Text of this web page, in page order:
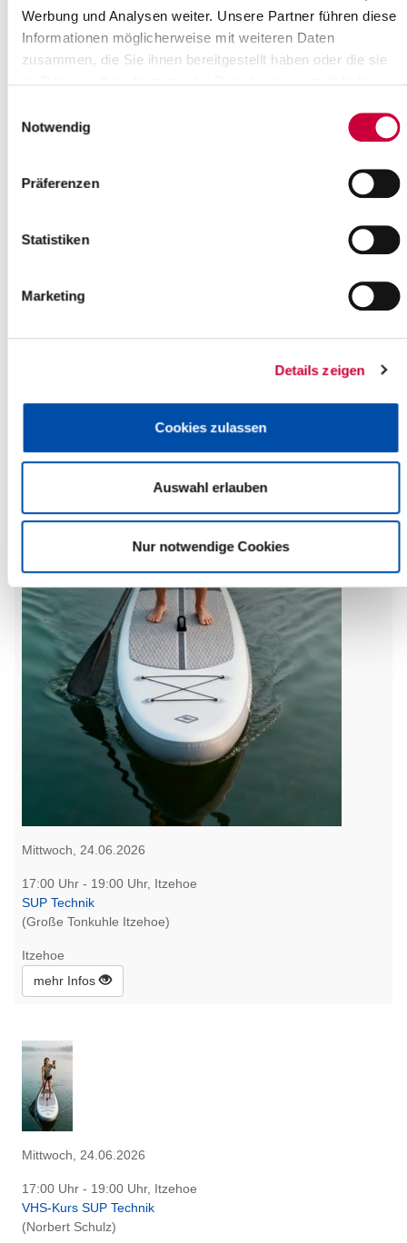
Werbung und Analysen weiter. Unsere Partner führen diese
Informationen möglicherweise mit weiteren Daten
zusammen, die Sie ihnen bereitgestellt haben oder die sie
Notwendig
Präferenzen
Statistiken
Marketing
Details zeigen
Cookies zulassen
Auswahl erlauben
Nur notwendige Cookies
Mittwoch, 24.06.2026
Seniorennachmittag im Kaminzimmer
(Ev.-Luth. St. Johannes-Kirchengemeinde Kremperheide)
Mittwoch, 24.06.2026
17:00 Uhr - 19:00 Uhr, Itzehoe
SUP Technik
(Große Tonkuhle Itzehoe)
Itzehoe
mehr Infos
Mittwoch, 24.06.2026
17:00 Uhr - 19:00 Uhr, Itzehoe
VHS-Kurs SUP Technik
(Norbert Schulz)